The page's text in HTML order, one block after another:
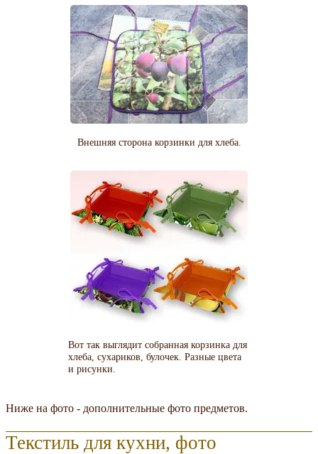
Внешняя сторона корзинки для хлеба.
Вот так выглядит собранная корзинка для
хлеба, сухариков, булочек. Разные цвета
и рисунки.
Ниже на фото - дополнительные фото предметов.
Текстиль для кухни, фото